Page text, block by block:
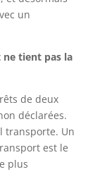
un
tient pas la
de deux
déclarées.
transporte. Un
est le
plus